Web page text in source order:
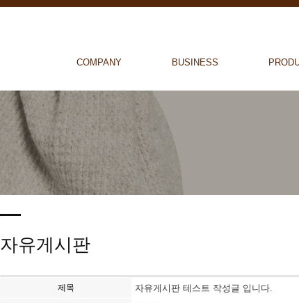
COMPANY BUSINESS
자유게시판
제목 자유게시판 테스트 작성글 입니다.